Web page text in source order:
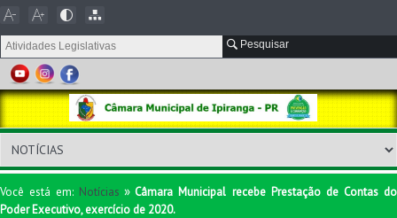
Pesquisar
Você está em: Notícias » Câmara Municipal recebe Prestação de Contas do
Poder Executivo, exercício de 2020.